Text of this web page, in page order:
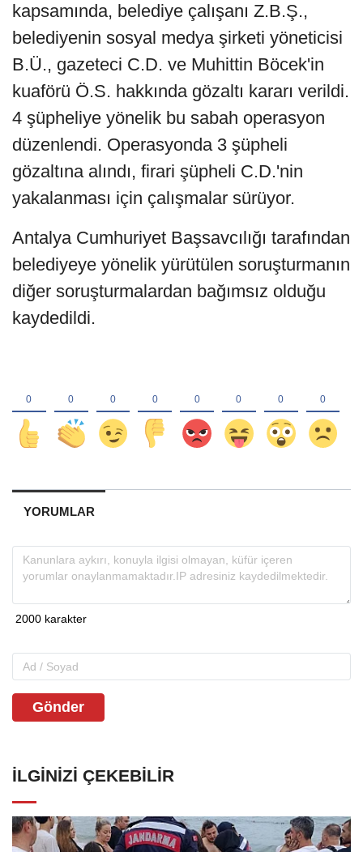
kapsamında, belediye çalışanı Z.B.Ş.,
belediyenin sosyal medya şirketi yöneticisi
B.Ü., gazeteci C.D. ve Muhittin Böcek'in
kuaförü Ö.S. hakkında gözaltı kararı verildi.
4 şüpheliye yönelik bu sabah operasyon
düzenlendi. Operasyonda 3 şüpheli
gözaltına alındı, firari şüpheli C.D.'nin
yakalanması için çalışmalar sürüyor.
Antalya Cumhuriyet Başsavcılığı tarafından
belediyeye yönelik yürütülen soruşturmanın
diğer soruşturmalardan bağımsız olduğu
kaydedildi.
YORUMLAR
Gönder
İLGINIZI ÇEKEBILIR